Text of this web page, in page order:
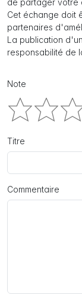
de partager votre
Cet échange doit
partenaires
La publication
responsabilité de
Note
Titre
Commentaire